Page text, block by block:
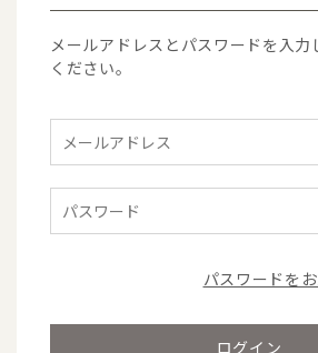
メールアドレスとパスワードを入力
ください。
パスワードを